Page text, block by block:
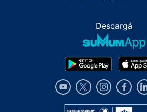
Descargá